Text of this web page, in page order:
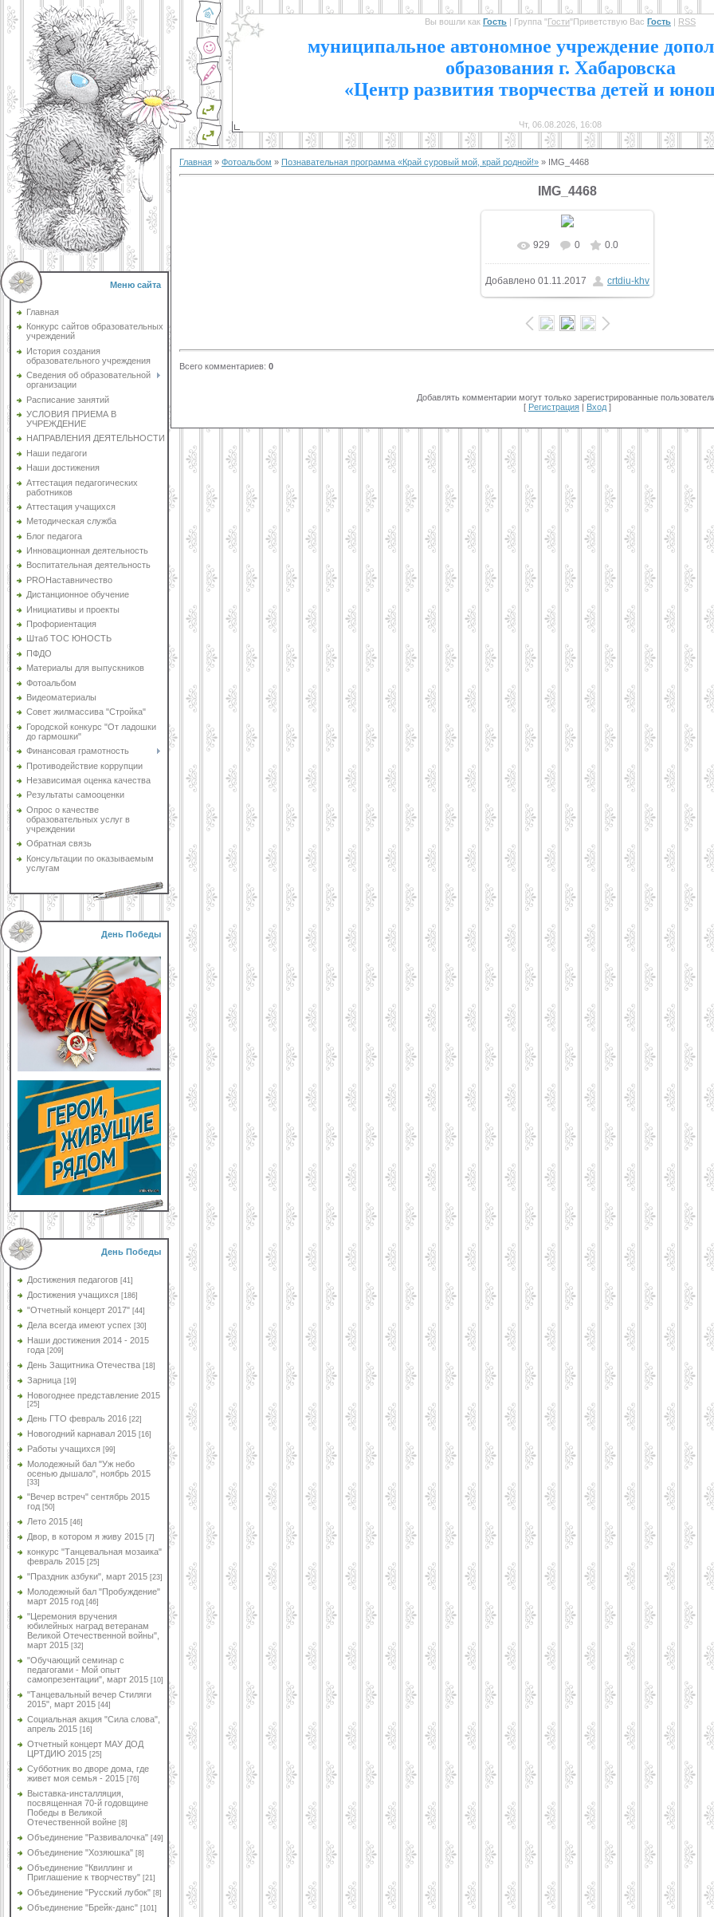
Меню сайта
Главная
Конкурс сайтов образовательных
учреждений
История создания
образовательного учреждения
Сведения об образовательной
организации
Расписание занятий
УСЛОВИЯ ПРИЕМА В
УЧРЕЖДЕНИЕ
НАПРАВЛЕНИЯ ДЕЯТЕЛЬНОСТИ
Наши педагоги
Наши достижения
Аттестация педагогических
работников
Аттестация учащихся
Методическая служба
Блог педагога
Инновационная деятельность
Воспитательная деятельность
PROНаставничество
Дистанционное обучение
Инициативы и проекты
Профориентация
Штаб ТОС ЮНОСТЬ
ПФДО
Материалы для выпускников
Фотоальбом
Видеоматериалы
Совет жилмассива "Стройка"
Городской конкурс "От ладошки
до гармошки"
Финансовая грамотность
Противодействие коррупции
Независимая оценка качества
Результаты самооценки
Опрос о качестве
образовательных услуг в
учреждении
Обратная связь
Консультации по оказываемым
услугам
День Победы
День Победы
Достижения педагогов [41]
Достижения учащихся [186]
"Отчетный концерт 2017" [44]
Дела всегда имеют успех [30]
Наши достижения 2014 - 2015
года [209]
День Защитника Отечества [18]
Зарница [19]
Новогоднее представление 2015
[25]
День ГТО февраль 2016 [22]
Новогодний карнавал 2015 [16]
Работы учащихся [99]
Молодежный бал "Уж небо
осенью дышало", ноябрь 2015
[33]
"Вечер встреч" сентябрь 2015
год [50]
Лето 2015 [46]
Двор, в котором я живу 2015 [7]
конкурс "Танцевальная мозаика"
февраль 2015 [25]
"Праздник азбуки", март 2015 [23]
Молодежный бал "Пробуждение"
март 2015 год [46]
"Церемония вручения
юбилейных наград ветеранам
Великой Отечественной войны",
март 2015 [32]
"Обучающий семинар с
педагогами - Мой опыт
самопрезентации", март 2015 [10]
"Танцевальный вечер Стиляги
2015", март 2015 [44]
Социальная акция "Сила слова",
апрель 2015 [16]
Отчетный концерт МАУ ДОД
ЦРТДИЮ 2015 [25]
Субботник во дворе дома, где
живет моя семья - 2015 [76]
Выставка-инсталляция,
посвященная 70-й годовщине
Победы в Великой
Отечественной войне [8]
Объединение "Развивалочка" [49]
Объединение "Хозяюшка" [8]
Объединение "Квиллинг и
Приглашение к творчеству" [21]
Объединение "Русский лубок" [8]
Объединение "Брейк-данс" [101]
Вы вошли как Гость | Группа "Гости"Приветствую Вас Гость | RSS
муниципальное автономное учреждение
образования г. Хабаровска
«Центр развития творчества детей и
Чт, 06.08.2026, 16:08
Главная » Фотоальбом » Познавательная программа «Край суровый мой, край родной!» » IMG_4468
IMG_4468
В реальном размере
1600x1200/ 366.2Kb
929 0 0.0
Добавлено 01.11.2017 crtdiu-khv
Всего комментариев: 0
Добавлять комментарии могут только зарегистрированные
[ Регистрация | Вход ]